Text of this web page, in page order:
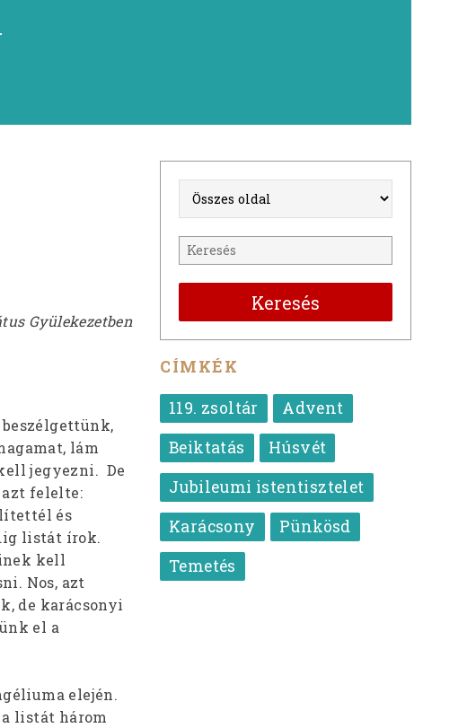
Gyülekezetben
lám
jegyezni. De
felelte:
és
listát írok.
kell
Nos, azt
de karácsonyi
el a
elején.
a listát három
Keresés
CÍMKÉK
119. zsoltár
Advent
Beiktatás
Húsvét
Jubileumi istentisztelet
Karácsony
Pünkösd
Temetés